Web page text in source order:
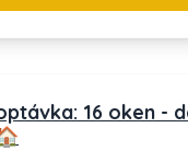
16 oken -